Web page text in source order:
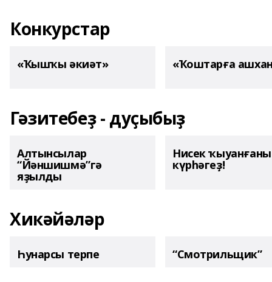
Конкурстар
«Ҡышҡы әкиәт» «Ҡоштарға
Гәзитебеҙ - дуҫыбыҙ
Алтынсылар
“Йәншишмә”гә
яҙылды
Нисек
күрһәгеҙ!
Хикәйәләр
Һунарсы терпе “Смотрильщик”